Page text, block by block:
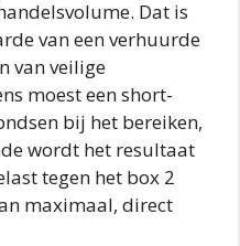
Dat is
van een verhuurde
van veilige
moest een short-
bij het bereiken,
wordt het resultaat
tegen het box 2
maximaal, direct